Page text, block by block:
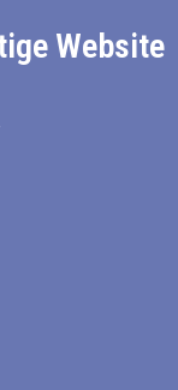
Website